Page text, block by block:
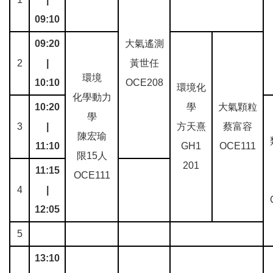
09:10
大氣遙測
黃世任
OCE208
2
09:20
10:10
環境
化學動力
學
陳宏瑜
限15人
OCE111
環境化
學
方天熹
GH1
201
大氣顆粒
蔡富容
OCE111
3
10:20
11:10
4
11:15
12:05
5
13:10